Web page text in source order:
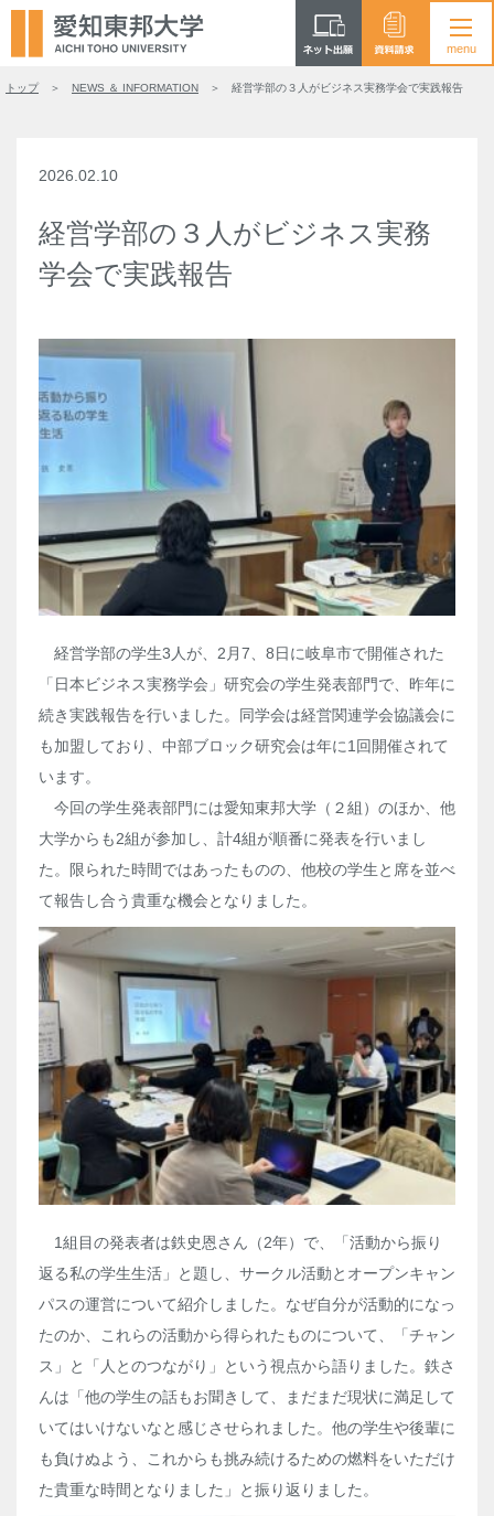
トップ NEWS ＆ INFORMATION 経営学部の３人がビジネス実務学会で実践報告
2026.02.10
経営学部の３人がビジネス実務
学会で実践報告
経営学部の学生3 人が、 2 月7 8日に岐阜市で開催された
「日本ビジネス実務学会」研究会の学生発表部門で、昨年に
続き実践報告を行いました。同学会は経営関連学会協議会に
も加盟しており、中部ブロック研究会は年に1 回開催されて
います。
今回の学生発表部門には愛知東邦大学（２組）のほか、他
大学からも2組が参加し、計4組が順番に発表を行いまし
た。限られた時間ではあったものの、他校の学生と席を並べ
て報告し合う貴重な機会となりました。
1組目の発表者は鉄史恩さん（2年）で、「活動から振り
返る私の学生生活」と題し、サークル活動とオープンキャン
パスの運営について紹介しました。なぜ自分が活動的になっ
たのか、これらの活動から得られたものについて、「チャン
ス」と「人とのつながり」という視点から語りました。鉄さ
んは「他の学生の話もお聞きして、まだまだ現状に満足して
いてはいけないなと感じさせられました。他の学生や後輩に
も負けぬよう、これからも挑み続けるための燃料をいただけ
た貴重な時間となりました」と振り返りました。